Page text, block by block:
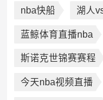
nba快船 湖人
蓝鲸体育直播nba
斯诺克世锦赛赛程
今天nba视频直播